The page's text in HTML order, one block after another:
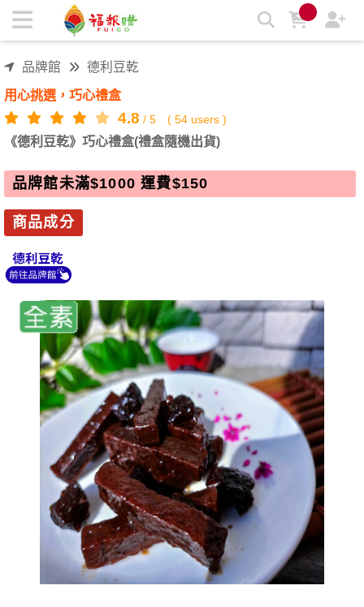
《德利豆乾》巧心禮盒(禮盒隨機出貨) | 福報購蔬食購物商城
品牌館 德利豆乾
用心挑選，巧心禮盒
4.8 / 5 ( 54 users )
《德利豆乾》巧心禮盒(禮盒隨機出貨)
品牌館未滿$1000 運費$150
商品成分